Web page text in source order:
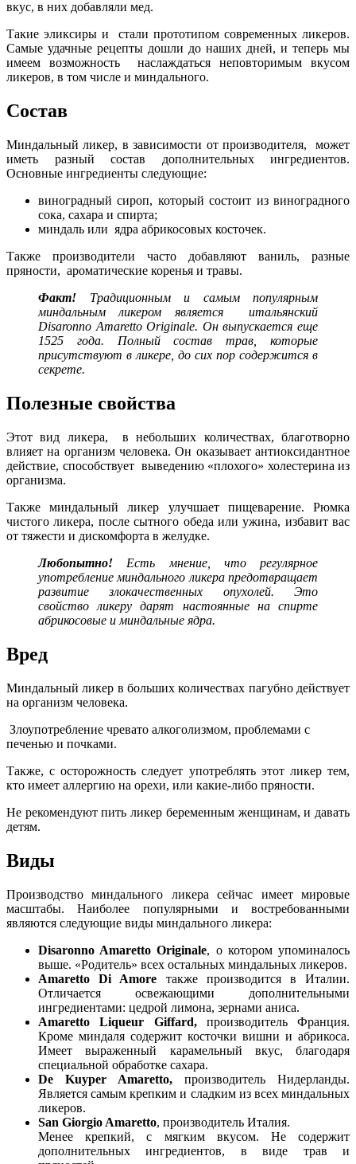
вкус, в них добавляли мед.
Такие эликсиры и стали прототипом современных ликеров.
Самые удачные рецепты дошли до наших дней, и теперь мы
имеем возможность наслаждаться неповторимым вкусом
ликеров, в том числе и миндального.
Состав
Миндальный ликер, в зависимости от производителя, может
иметь разный состав дополнительных ингредиентов.
Основные ингредиенты следующие:
виноградный сироп, который состоит из виноградного
сока, сахара и спирта;
миндаль или ядра абрикосовых косточек.
Также производители часто добавляют ваниль, разные
пряности, ароматические коренья и травы.
Факт! Традиционным и самым популярным
миндальным ликером является итальянский
Disaronno Amaretto Originale. Он выпускается еще
1525 года. Полный состав трав, которые
присутствуют в ликере, до сих пор содержится в
секрете.
Полезные свойства
Этот вид ликера, в небольших количествах, благотворно
влияет на организм человека. Он оказывает антиоксидантное
действие, способствует выведению «плохого» холестерина из
организма.
Также миндальный ликер улучшает пищеварение. Рюмка
чистого ликера, после сытного обеда или ужина, избавит вас
от тяжести и дискомфорта в желудке.
Любопытно! Есть мнение, что регулярное
употребление миндального ликера предотвращает
развитие злокачественных опухолей. Это
свойство ликеру дарят настоянные на спирте
абрикосовые и миндальные ядра.
Вред
Миндальный ликер в больших количествах пагубно действует
на организм человека.
Злоупотребление чревато алкоголизмом, проблемами с
печенью и почками.
Также, с осторожность следует употреблять этот ликер тем,
кто имеет аллергию на орехи, или какие-либо пряности.
Не рекомендуют пить ликер беременным женщинам, и давать
детям.
Виды
Производство миндального ликера сейчас имеет мировые
масштабы. Наиболее популярными и востребованными
являются следующие виды миндального ликера:
Disaronno Amaretto Originale, о котором упоминалось
выше. «Родитель» всех остальных миндальных ликеров.
Amaretto Di Amore также производится в Италии.
Отличается освежающими дополнительными
ингредиентами: цедрой лимона, зернами аниса.
Аmaretto Liqueur Giffard,производитель Франция.
Кроме миндаля содержит косточки вишни и абрикоса.
Имеет выраженный карамельный вкус, благодаря
специальной обработке сахара.
De Kuyper Amaretto, производитель Нидерланды.
Является самым крепким и сладким из всех миндальных
ликеров.
San Giorgio Amaretto, производитель Италия.
Менее крепкий, с мягким вкусом. Не содержит
дополнительных ингредиентов, в виде трав и